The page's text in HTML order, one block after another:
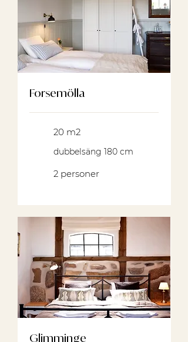
Forsemölla
dubbelsäng 180 cm
2 personer
20 m2
Glimminge